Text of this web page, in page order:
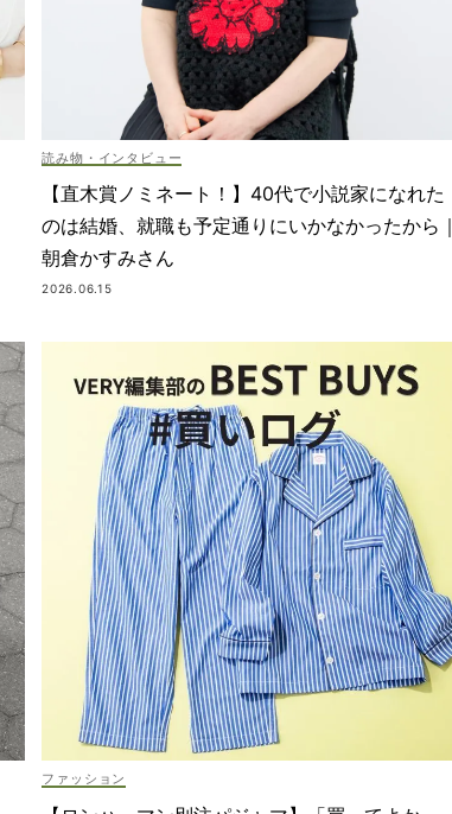
読み物・インタビュー
【直木賞ノミネート！】40代で小説家になれた
のは結婚、就職も予定通りにいかなかったから｜
朝倉かすみさん
2026.06.15
ファッション